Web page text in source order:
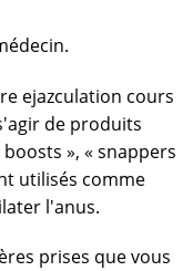
ejazculation cours
de produits
», « snappers
utilisés comme
l'anus.
prises que vous